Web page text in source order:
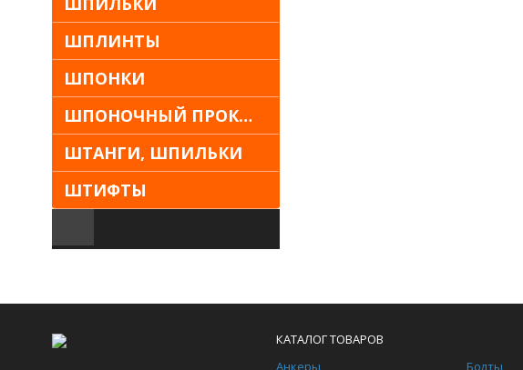
ШПЛИНТЫ
ШПОНКИ
ШПОНОЧНЫЙ ПРОКАТ
ШТАНГИ, ШПИЛЬКИ
ШТИФТЫ
КАТАЛОГ ТОВАРОВ
Анкеры
Болты